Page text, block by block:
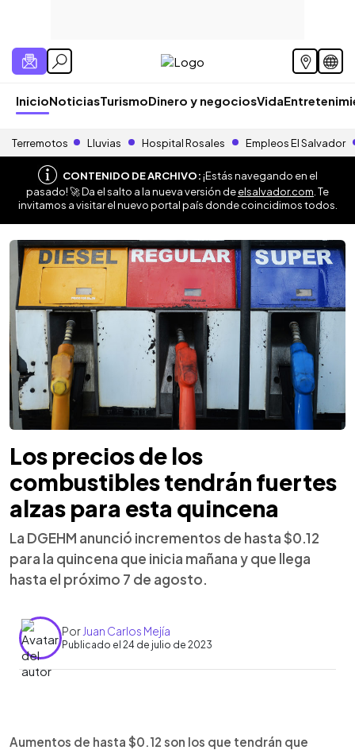
InicioNoticiasTurismoDinero y negociosVida
Terremotos Lluvias Hospital Rosales Empleos El Salvador
CONTENIDO DE ARCHIVO:¡Estás navegando en el
pasado! 🚀 Da el salto a la nueva versión deelsalvador.com . Te
invitamos a visitar el nuevo portal país donde coincidimos todos.
Los precios de los
combustibles tendrán fuertes
alzas para esta quincena
La DGEHM anunció incrementos de hasta $0.12
para la quincena que inicia mañana y que llega
hasta el próximo 7 de agosto.
Por Juan Carlos Mejía
Publicado el 24 de julio de 2023
Escuchar artículo
Aumentos de hasta $0.12 son los que tendrán que